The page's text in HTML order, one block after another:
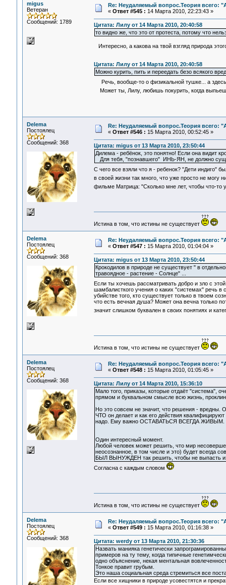
migus
Ветеран
Сообщений: 1789
Re: Неудаляемый вопрос.Теория всего:
« Ответ #545 : 14 Марта 2010, 22:23:43 »
Цитата: Лилу от 14 Марта 2010, 20:40:58
то видно же, что это от протеста, потому что
Интересно, а какова на твой взгляд природа
Цитата: Лилу от 14 Марта 2010, 20:40:58
Можно курить, пить и переедать безо всякого
Речь, вообще-то о физикальной тушке... а
Может ты, Лилу, любишь покурить, когда
Delema
Постоялец
Сообщений: 368
Re: Неудаляемый вопрос.Теория всего:
« Ответ #546 : 15 Марта 2010, 00:52:45 »
Цитата: migus от 13 Марта 2010, 23:50:44
Дилема - ребёнок, это понятно! Если она видит
Для тебя, "познавшего" ИНЬ-ЯН, не должно
С чего все взяли что я - ребенок? "Дети индиго"
в своей жизни так много, что уже просто не могу
фильме Матрица: "Сколько мне лет, чтобы что-то
Истина в том, что истины не существует
Delema
Постоялец
Сообщений: 368
Re: Неудаляемый вопрос.Теория всего:
« Ответ #547 : 15 Марта 2010, 01:04:04 »
Цитата: migus от 13 Марта 2010, 23:50:44
Крокодилов в природе не существует " в
травоядное - растение - Солнце" ...
Если ты хочешь рассматривать добро и зло с
шамбалисткого учения о каких "системах" речь в
убийстве того, кто существует только в твоем
что есть вечная душа? Может она вечна только
значит слишком буквален в своих понятиях и
Истина в том, что истины не существует
Delema
Постоялец
Сообщений: 368
Re: Неудаляемый вопрос.Теория всего:
« Ответ #548 : 15 Марта 2010, 01:05:45 »
Цитата: Лилу от 14 Марта 2010, 15:36:10
Мало того, приказы, которые отдаёт "система",
прямом и буквальном смысле всю жизнь,
Но это совсем не значит, что решения - вредны.
ЧТО он делает и как его действия
надо. Ему важно ОСТАВАТЬСЯ ВСЕГДА ЖИВЫМ.
Один интересный момент.
Любой человек может решить, что мир
неосознанное, в том числе и это) будет всегда
БЫЛ ВЫНУЖДЕН так решить, чтобы не выпасть
Согласна с каждым словом
Истина в том, что истины не существует
Delema
Постоялец
Сообщений: 368
Re: Неудаляемый вопрос.Теория всего:
« Ответ #549 : 15 Марта 2010, 01:16:38 »
Цитата: werdy от 13 Марта 2010, 21:30:36
Назвать манияка генетически
примеров на ту тему, когда типичные
одно объяснение, некая ментальная
Тонкое правит грубым.
Это наша социальная среда стремиться все
Если все хищники в природе усовестятся и